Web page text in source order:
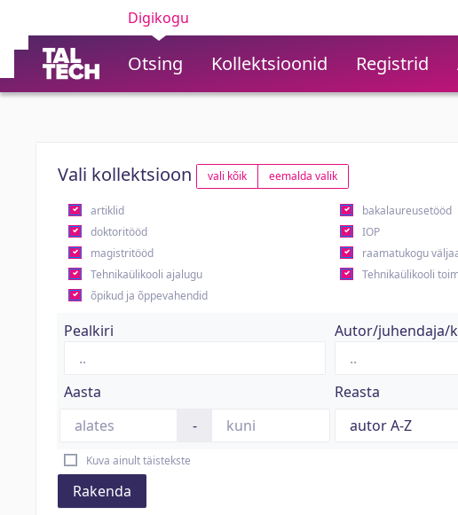
Digikogu
Otsing Kollektsioonid Registrid
Vali kollektsioon vali kõik eemalda valik
artiklid bakalaureusetööd
doktoritööd
IOP
magistritööd
raamatukogu
Tehnikaülikooli ajalugu
Tehnikaülikooli
õpikud ja õppevahendid
Pealkiri Autor/juhendaja/
Aasta
-
Reasta
Kuva ainult täistekste
Rakenda